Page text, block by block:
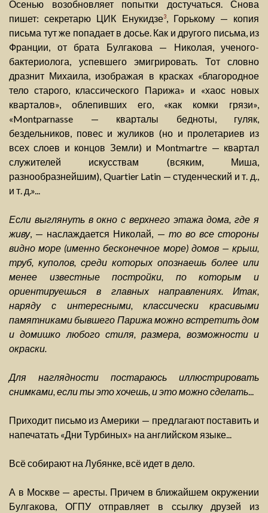
Осенью возобновляет попытки достучаться. Снова
пишет: секретарю ЦИК Енукидзе3, Горькому — копия
письма тут же попадает в досье. Как и другого письма, из
Франции, от брата Булгакова — Николая, ученого-
бактериолога, успевшего эмигрировать. Тот словно
дразнит Михаила, изображая в красках «благородное
тело старого, классического Парижа» и «хаос новых
кварталов», облепивших его, «как комки грязи»,
«Montparnasse — кварталы бедноты, гуляк,
бездельников, повес и жуликов (но и пролетариев из
всех слоев и концов Земли) и Montmartre — квартал
служителей искусствам (всяким, Миша,
разнообразнейшим), Quartier Latin — студенческий и т. д.,
и т. д.»...
Если выглянуть в окно с верхнего этажа дома, где я
живу, — наслаждается Николай, — то во все стороны
видно море (именно бесконечное море) домов — крыш,
труб, куполов, среди которых опознаешь более или
менее известные постройки, по которым и
ориентируешься в главных направлениях. Итак,
наряду с интересными, классически красивыми
памятниками бывшего Парижа можно встретить дом
и домишко любого стиля, размера, возможности и
окраски.
Для наглядности постараюсь иллюстрировать
снимками, если ты это хочешь, и это можно сделать...
Приходит письмо из Америки — предлагают поставить и
напечатать «Дни Турбиных» на английском языке...
Всё собирают на Лубянке, всё идет в дело.
А в Москве — аресты. Причем в ближайшем окружении
Булгакова, ОГПУ отправляет в ссылку друзей из